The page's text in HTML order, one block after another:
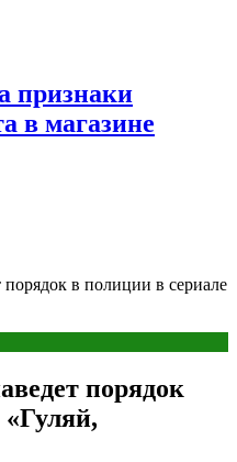
признаки
в магазине
в полиции в сериале
порядок